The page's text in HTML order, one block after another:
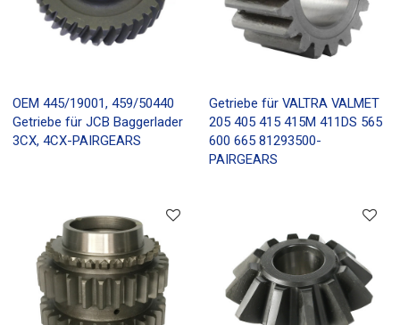
OEM 445/19001, 459/50440
Getriebe für JCB Baggerlader
3CX, 4CX-PAIRGEARS
Getriebe für VALTRA VALMET
205 405 415 415M 411DS 565
600 665 81293500-
PAIRGEARS